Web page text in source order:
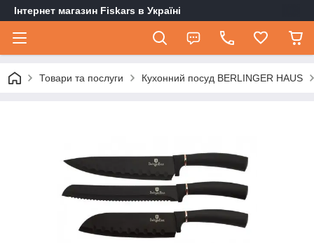
Інтернет магазин Fiskars в Україні
Товари та послуги Кухонний посуд BERLINGER HAUS